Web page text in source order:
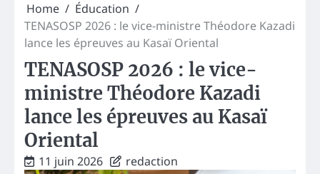
Home
Éducation
TENASOSP 2026 : le vice-ministre Théodore Kazadi
lance les épreuves au Kasaï Oriental
TENASOSP 2026 : le vice-
ministre Théodore Kazadi
lance les épreuves au Kasaï
Oriental
11 juin 2026 redaction